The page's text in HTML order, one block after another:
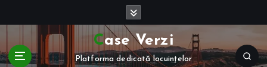
t
Case Verzi
Platforma dedicată locuințelor